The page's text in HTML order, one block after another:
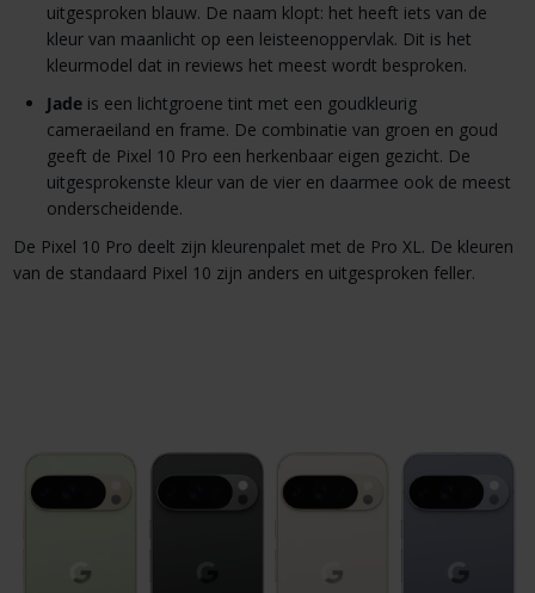
uitgesproken blauw. De naam klopt: het heeft iets van de
kleur van maanlicht op een leisteenoppervlak. Dit is het
kleurmodel dat in reviews het meest wordt besproken.
Jadeis een lichtgroene tint met een goudkleurig
cameraeiland en frame. De combinatie van groen en goud
geeft de Pixel 10 Pro een herkenbaar eigen gezicht. De
uitgesprokenste kleur van de vier en daarmee ook de meest
onderscheidende.
De Pixel 10 Pro deelt zijn kleurenpalet met de Pro XL. De kleuren
van de standaard Pixel 10 zijn anders en uitgesproken feller.